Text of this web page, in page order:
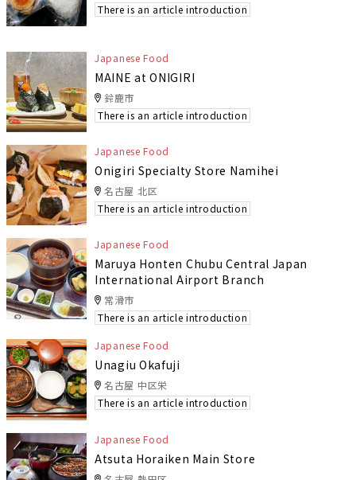
There is an article introduction
Japanese Food
MAINE at ONIGIRI
鈴鹿市
There is an article introduction
Japanese Food
Onigiri Specialty Store Namihei
名古屋 北区
There is an article introduction
Japanese Food
Maruya Honten Chubu Central Japan
International Airport Branch
常滑市
There is an article introduction
Japanese Food
Unagiu Okafuji
名古屋 中区栄
There is an article introduction
Japanese Food
Atsuta Horaiken Main Store